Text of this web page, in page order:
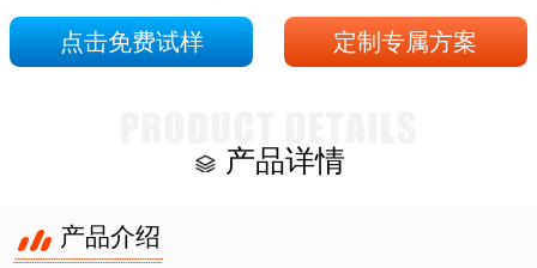
点击免费试样 定制专属方案
产品详情
产品介绍